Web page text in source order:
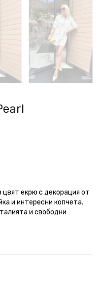
цвят екрю с декорация от
и интересни копчета.
и свободни